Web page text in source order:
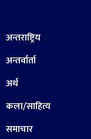
अन्तराष्ट्रिय
अन्तर्वार्ता
अर्थ
कला/साहित्य
समाचार